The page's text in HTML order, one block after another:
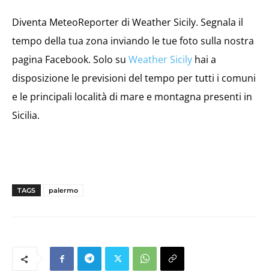
Diventa MeteoReporter di Weather Sicily. Segnala il
tempo della tua zona inviando le tue foto sulla nostra
pagina Facebook. Solo su Weather Sicily hai a
disposizione le previsioni del tempo per tutti i comuni
e le principali località di mare e montagna presenti in
Sicilia.
TAGS palermo